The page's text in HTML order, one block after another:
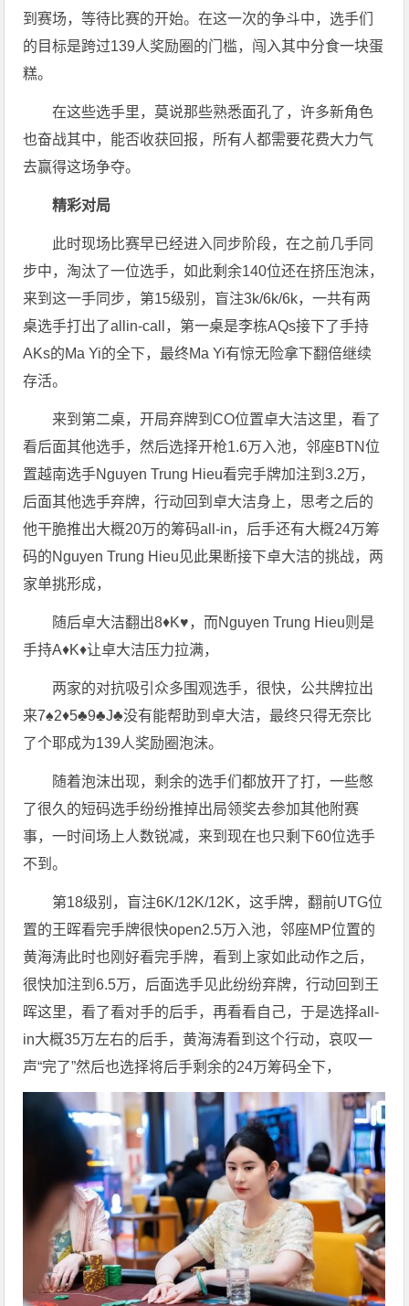
到赛场，等待比赛的开始。在这一次的争斗中，选手们
的目标是跨过139人奖励圈的门槛，闯入其中分食一块蛋
糕。
在这些选手里，莫说那些熟悉面孔了，许多新角色
也奋战其中，能否收获回报，所有人都需要花费大力气
去赢得这场争夺。
精彩对局
此时现场比赛早已经进入同步阶段，在之前几手同
步中，淘汰了一位选手，如此剩余140位还在挤压泡沫，
来到这一手同步，第15级别，盲注3k/6k/6k，一共有两
桌选手打出了allin-call，第一桌是李栋AQs接下了手持
AKs的Ma Yi的全下，最终Ma Yi有惊无险拿下翻倍继续
存活。
来到第二桌，开局弃牌到CO位置卓大洁这里，看了
看后面其他选手，然后选择开枪1.6万入池，邻座BTN位
置越南选手Nguyen Trung Hieu看完手牌加注到3.2万，
后面其他选手弃牌，行动回到卓大洁身上，思考之后的
他干脆推出大概20万的筹码all-in，后手还有大概24万筹
码的Nguyen Trung Hieu见此果断接下卓大洁的挑战，两
家单挑形成，
随后卓大洁翻出8♦️K♥️，而Nguyen Trung Hieu则是
手持A♦️K♦️让卓大洁压力拉满，
两家的对抗吸引众多围观选手，很快，公共牌拉出
来7♠️2♦️5♣️9♣️J♣️没有能帮助到卓大洁，最终只得无奈比
了个耶成为139人奖励圈泡沫。
随着泡沫出现，剩余的选手们都放开了打，一些憋
了很久的短码选手纷纷推掉出局领奖去参加其他附赛
事，一时间场上人数锐减，来到现在也只剩下60位选手
不到。
第18级别，盲注6K/12K/12K，这手牌，翻前UTG位
置的王晖看完手牌很快open2.5万入池，邻座MP位置的
黄海涛此时也刚好看完手牌，看到上家如此动作之后，
很快加注到6.5万，后面选手见此纷纷弃牌，行动回到王
晖这里，看了看对手的后手，再看看自己，于是选择all-
in大概35万左右的后手，黄海涛看到这个行动，哀叹一
声“完了”然后也选择将后手剩余的24万筹码全下，